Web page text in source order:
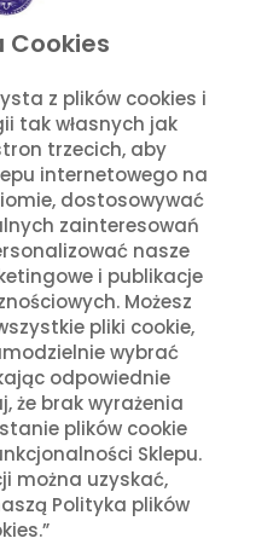
Cookies
z plików cookies i
tak własnych jak
trzecich, aby
internetowego na
dostosowywać
zainteresowań
nasze
i publikacje
Możesz
pliki cookie,
wybrać
odpowiednie
że brak wyrażenia
plików cookie
Sklepu.
można uzyskać,
Polityka plików
(24)